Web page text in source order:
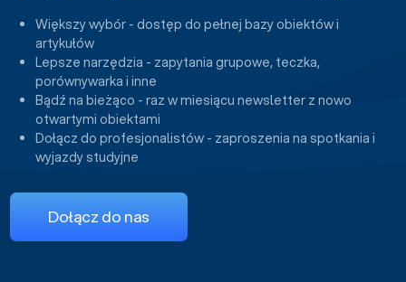
Większy wybór - dostęp do pełnej bazy obiektów i
artykułów
Lepsze narzędzia - zapytania grupowe, teczka,
porównywarka i inne
Bądź na bieżąco - raz w miesiącu newsletter z nowo
otwartymi obiektami
Dołącz do profesjonalistów - zaproszenia na spotkania i
wyjazdy studyjne
Dołącz do nas